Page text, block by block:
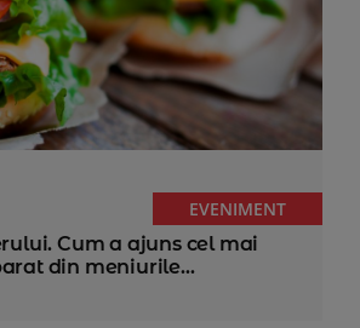
EVENIMENT
Cum a ajuns cel mai
din meniurile...